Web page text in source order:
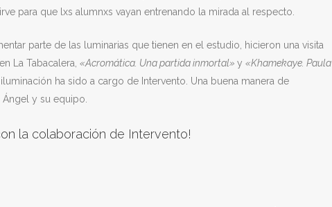
para que lxs alumnxs vayan entrenando la mirada al respecto.
parte de las luminarias que tienen en el estudio, hicieron una visita
La Tabacalera, «Acromática. Una partida inmortal» y «Khamekaye. Paula
ha sido a cargo de Intervento. Una buena manera de
y su equipo.
la colaboración de Intervento!